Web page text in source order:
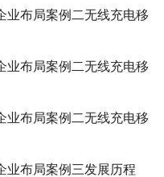
业布局案例二无线充电移
业布局案例二无线充电移
业布局案例二无线充电移
业布局案例三发展历程